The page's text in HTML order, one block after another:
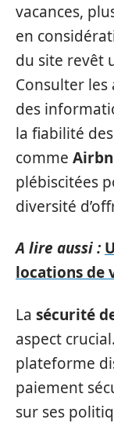
vacances,
en
du site revêt
Consulter les
des
la fiabilité
comme
plébiscitées
diversité
A lire aussi :
locations de
La sécurité
aspect
plateforme
paiement
sur ses